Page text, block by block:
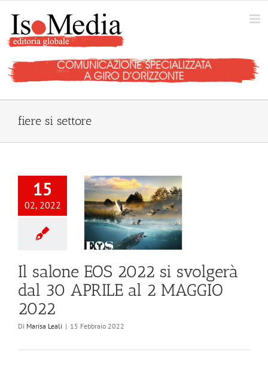
contenuto
fiere si settore
15
02, 2022
Il salone EOS 2022 si svolgerà
dal 30 APRILE al 2 MAGGIO
2022
Di Marisa Leali | 15 Febbraio 2022